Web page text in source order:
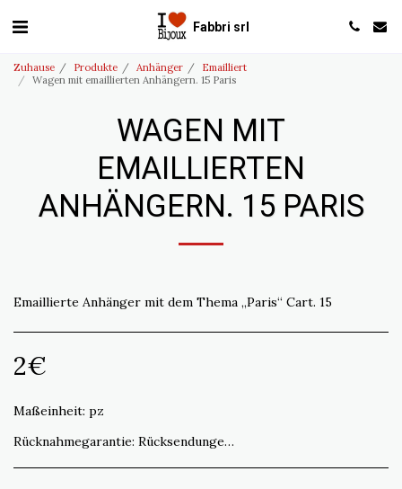
Fabbri srl
Zuhause Produkte Anhänger
Emailliert
Wagen mit emaillierten Anhängern. 15 Paris
WAGEN MIT
EMAILLIERTEN
ANHÄNGERN. 15 PARIS
Emaillierte Anhänger mit dem Thema „Paris“ Cart. 15
2€
Maßeinheit: pz
Rücknahmegarantie: Rücksendungen, die nicht der Bestellung entsprechen, werden innerhalb von 15 Tagen akzeptiert. Der Versand muss vom Kunden bezahlt werden